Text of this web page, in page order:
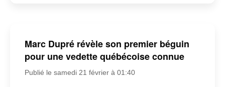
Marc Dupré révèle son premier béguin
pour une vedette québécoise connue
Publié le samedi 21 février à 01:40